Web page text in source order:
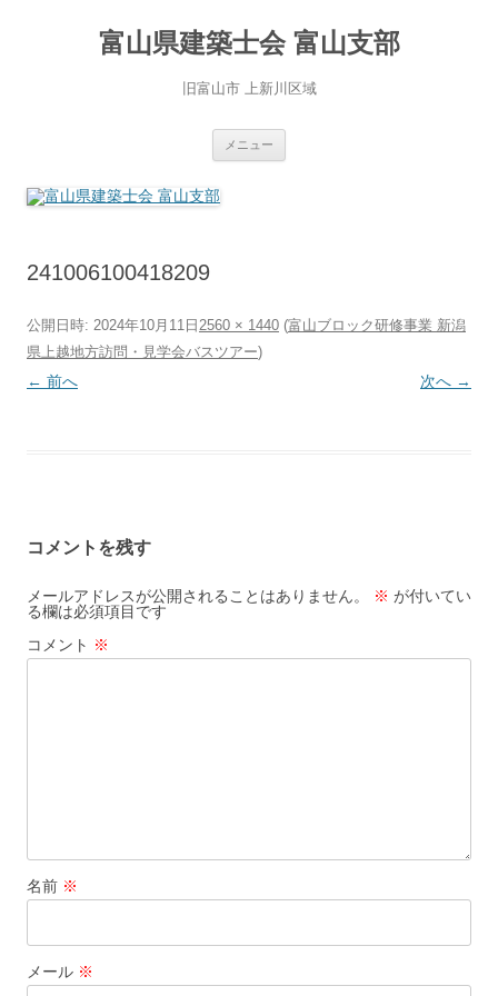
富山県建築士会 富山支部
旧富山市 上新川区域
メニュー
241006100418209
公開日時: 2024年10月11日 2560 × 1440 (富山ブロック研修事業 新潟
県上越地方訪問・見学会バスツアー)
← 前へ 次へ →
コメントを残す
メールアドレスが公開されることはありません。 ※ が付いてい
る欄は必須項目です
コメント ※
名前 ※
メール ※